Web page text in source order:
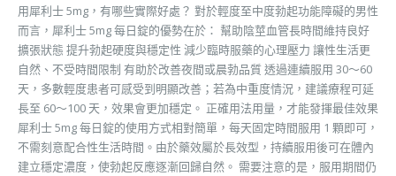
用犀利士 5mg，有哪些實際好處？ 對於輕度至中度勃起功能障礙的男性
而言，犀利士 5mg 每日錠的優勢在於： 幫助陰莖血管長時間維持良好
擴張狀態 提升勃起硬度與穩定性 減少臨時服藥的心理壓力 讓性生活更
自然、不受時間限制 有助於改善夜間或晨勃品質 透過連續服用 30～60
天，多數輕度患者可感受到明顯改善；若為中重度情況，建議療程可延
長至 60～100 天，效果會更加穩定。 正確用法用量，才能發揮最佳效果
犀利士 5mg 每日錠的使用方式相對簡單，每天固定時間服用 1 顆即可，
不需刻意配合性生活時間。由於藥效屬於長效型，持續服用後可在體內
建立穩定濃度，使勃起反應逐漸回歸自然。 需要注意的是，服用期間仍